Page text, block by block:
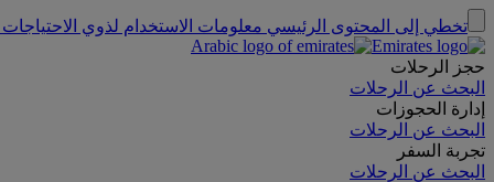
تخطي إلى المحتوى الرئيسي معلومات الاستخدام لذوي
حجز الرحلات
البحث عن الرحلات
إدارة الحجوزات
البحث عن الرحلات
تجربة السفر
البحث عن الرحلات